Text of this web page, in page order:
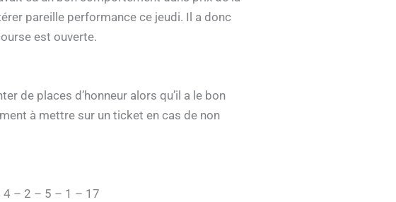
pareille performance ce jeudi. Il a donc
est ouverte.
de places d’honneur alors qu’il a le bon
à mettre sur un ticket en cas de non
4 – 2 – 5 – 1 – 17